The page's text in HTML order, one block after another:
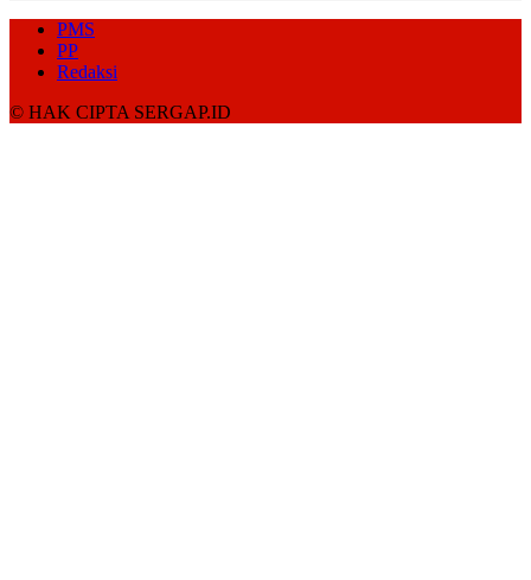
PMS
PP
Redaksi
© HAK CIPTA SERGAP.ID